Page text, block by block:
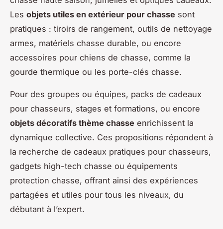
Les objets utiles en extérieur pour chasse sont
pratiques : tiroirs de rangement, outils de nettoyage
armes, matériels chasse durable, ou encore
accessoires pour chiens de chasse, comme la
gourde thermique ou les porte-clés chasse.
Pour des groupes ou équipes, packs de cadeaux
pour chasseurs, stages et formations, ou encore
objets décoratifs thème chasse enrichissent la
dynamique collective. Ces propositions répondent à
la recherche de cadeaux pratiques pour chasseurs,
gadgets high-tech chasse ou équipements
protection chasse, offrant ainsi des expériences
partagées et utiles pour tous les niveaux, du
débutant à l’expert.